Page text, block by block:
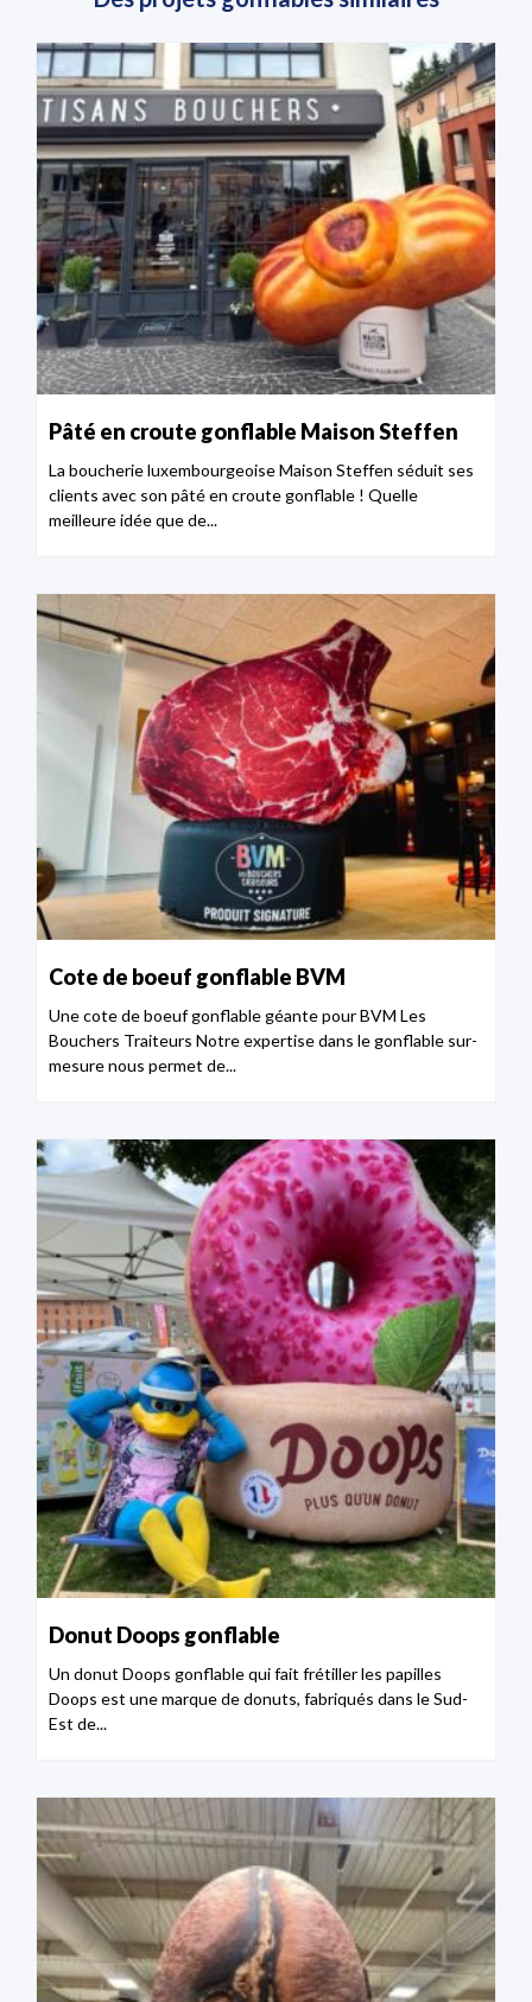
Pâté en croute gonflable Maison Steffen
La boucherie luxembourgeoise Maison Steffen séduit ses
clients avec son pâté en croute gonflable ! Quelle
meilleure idée que de...
Cote de boeuf gonflable BVM
Une cote de boeuf gonflable géante pour BVM Les
Bouchers Traiteurs Notre expertise dans le gonflable sur-
mesure nous permet de...
Donut Doops gonflable
Un donut Doops gonflable qui fait frétiller les papilles
Doops est une marque de donuts, fabriqués dans le Sud-
Est de...